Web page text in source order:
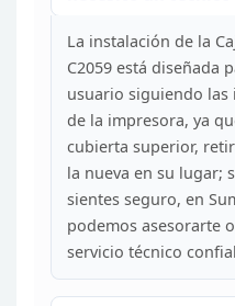
La instalación de la
C2059 está diseñada
usuario siguiendo las
de la impresora, ya
cubierta superior,
la nueva en su lugar;
sientes seguro, en
podemos asesorarte
servicio técnico